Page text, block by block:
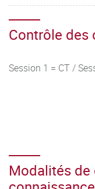
Contrôle des
Session 1 = CT /
Modalités